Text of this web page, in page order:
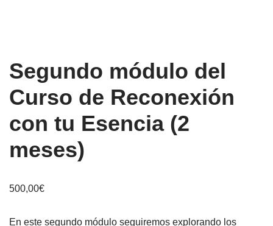
Segundo módulo del
Curso de Reconexión
con tu Esencia (2
meses)
500,00€
En este segundo módulo seguiremos explorando los